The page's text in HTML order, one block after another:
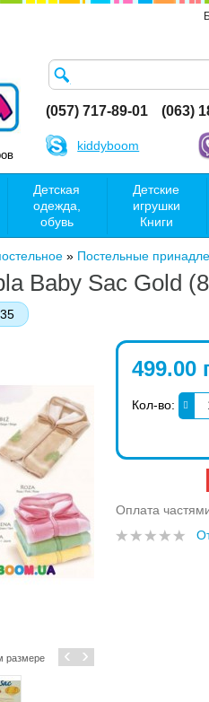
(057) 717-89-01 (063)
kiddyboom
Детская
одежда,
обувь
Детские
игрушки
Книги
» Постельные
Baby Sac Gold
размере ‹ ›
499.00
Кол-во:
Оплата